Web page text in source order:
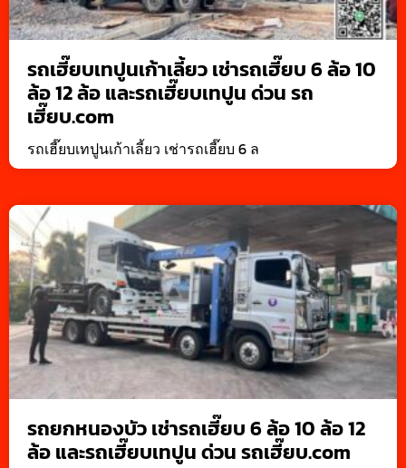
รถเฮี๊ยบเทปูนเก้าเลี้ยว เช่ารถเฮี๊ยบ 6 ล้อ 10
ล้อ 12 ล้อ และรถเฮี๊ยบเทปูน ด่วน รถ
เฮี๊ยบ.com
รถเฮี๊ยบเทปูนเก้าเลี้ยว เช่ารถเฮี๊ยบ 6 ล
รถยกหนองบัว เช่ารถเฮี๊ยบ 6 ล้อ 10 ล้อ 12
ล้อ และรถเฮี๊ยบเทปูน ด่วน รถเฮี๊ยบ.com